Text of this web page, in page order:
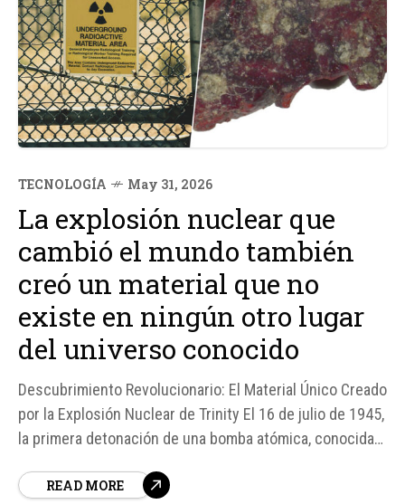
TECNOLOGÍA May 31, 2026
La explosión nuclear que
cambió el mundo también
creó un material que no
existe en ningún otro lugar
del universo conocido
Descubrimiento Revolucionario: El Material Único Creado
por la Explosión Nuclear de Trinity El 16 de julio de 1945,
la primera detonación de una bomba atómica, conocida
dejó una huella imborrable en el desierto de Nuevo
READ MORE